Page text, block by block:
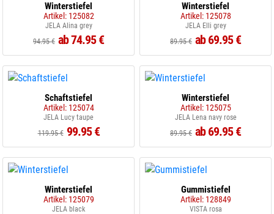
Winterstiefel
Artikel: 125082
JELA Alina grey
94.95 € ab 74.95 €
Winterstiefel
Artikel: 125078
JELA Elli grey
89.95 € ab 69.95 €
Schaftstiefel
Artikel: 125074
JELA Lucy taupe
119.95 € 99.95 €
Winterstiefel
Artikel: 125075
JELA Lena navy rose
89.95 € ab 69.95 €
Winterstiefel
Artikel: 125079
JELA black
Gummistiefel
Artikel: 128849
VISTA rosa